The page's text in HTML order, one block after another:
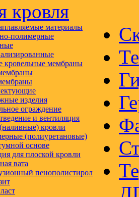
кровля
материалы
полимерные
кровельные мембраны
изделия
ограждение
и вентиляция
кровли
(полиуретановые)
основе
для плоской кровли
вата
пенополистирол